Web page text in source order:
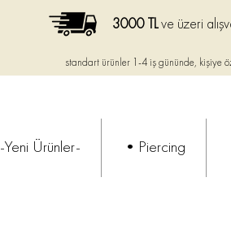
standart ürünler 1-4 iş gününde, kişiye
3000 TLve üzeri
-Yeni Ürünler- •Piercing